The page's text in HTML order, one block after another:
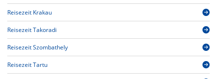
Reisezeit Krakau
Reisezeit Takoradi
Reisezeit Szombathely
Reisezeit Tartu